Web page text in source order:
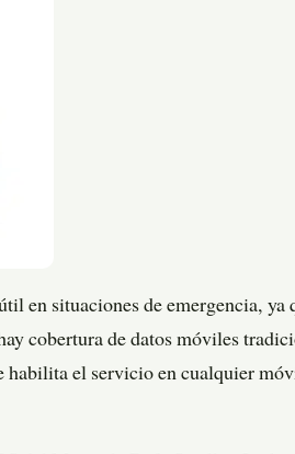
en situaciones de emergencia,
cobertura de datos móviles
el servicio en cualquier